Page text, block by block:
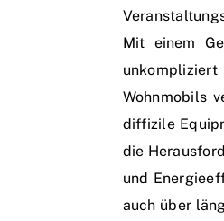
Mit einem
Wohnmobils
diffizile
die
und
auch über